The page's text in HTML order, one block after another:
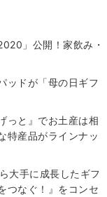
」公開！家飲み・
ッドが「母の日ギフ
っと』でお土産は相
特産品がラインナッ
大手に成長したギフ
つなぐ！』をコンセ